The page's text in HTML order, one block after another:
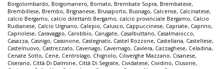
Borgolombardo, Borgomanero, Bornato, Brembate Sopra, Brembatese,
Brembillese, Brembo, Brignanese, Brusaporto, Busnago, Calcense, Calcinatese,
calcio Bergamo, calcio dilettanti Bergamo, calcio provinciale Bergamo, Calcio
Rudianese, Calcio Urgnano, Calepio, Calusco, Cappuccinese, Capriate, Caprino,
Capriolese, Caravaggio, Carobbio, Carugate, Casalbuttano, Casalmaiocco,
Casazza, Casnigo, Cassinone, Castegnato, Castel Rozzone, Castellana, Castellese,
Castelnuovo, Castrezzato, Cavenago, Cavernago, Cavlera, Cazzaghese, Celadina,
Cenate Sotto, Cene, Centrolago, Chignolo, Ciliverghe Mazzano, Cisanese,
Ciserano, Città Di Dalmine, Città Di Segrate, Cividatese, Cividino, Clusone,